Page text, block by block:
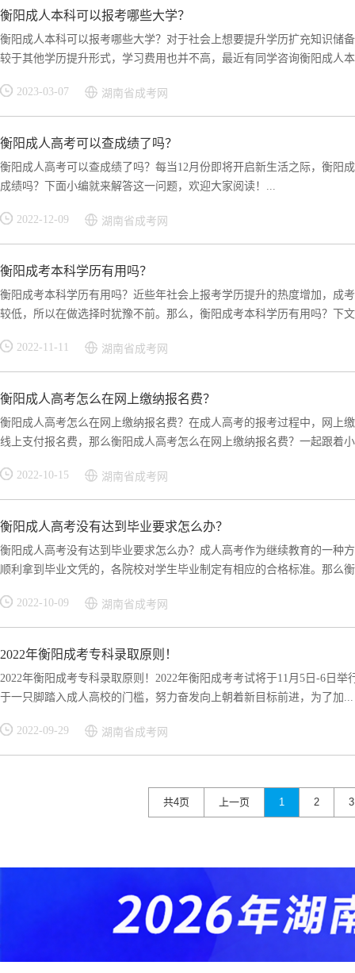
衡阳成人本科可以报考哪些大学？
衡阳成人本科可以报考哪些大学？对于社会上想要提升学历扩充知识储
较于其他学历提升形式，学习费用也并不高，最近有同学咨询衡阳成人
2023-03-07 湖南省成考网
衡阳成人高考可以查成绩了吗？
衡阳成人高考可以查成绩了吗？每当12月份即将开启新生活之际，衡阳
成绩吗？下面小编就来解答这一问题，欢迎大家阅读！...
2022-12-09 湖南省成考网
衡阳成考本科学历有用吗？
衡阳成考本科学历有用吗？近些年社会上报考学历提升的热度增加，成
较低，所以在做选择时犹豫不前。那么，衡阳成考本科学历有用吗？下
2022-11-11 湖南省成考网
衡阳成人高考怎么在网上缴纳报名费？
衡阳成人高考怎么在网上缴纳报名费？在成人高考的报考过程中，网上
线上支付报名费，那么衡阳成人高考怎么在网上缴纳报名费？一起跟着
2022-10-15 湖南省成考网
衡阳成人高考没有达到毕业要求怎么办？
衡阳成人高考没有达到毕业要求怎么办？成人高考作为继续教育的一种
顺利拿到毕业文凭的，各院校对学生毕业制定有相应的合格标准。那么
2022-10-09 湖南省成考网
2022年衡阳成考专科录取原则！
2022年衡阳成考专科录取原则！2022年衡阳成考考试将于11月5日-6日
于一只脚踏入成人高校的门槛，努力奋发向上朝着新目标前进，为了加...
2022-09-29 湖南省成考网
共4页 上一页 1 2 3